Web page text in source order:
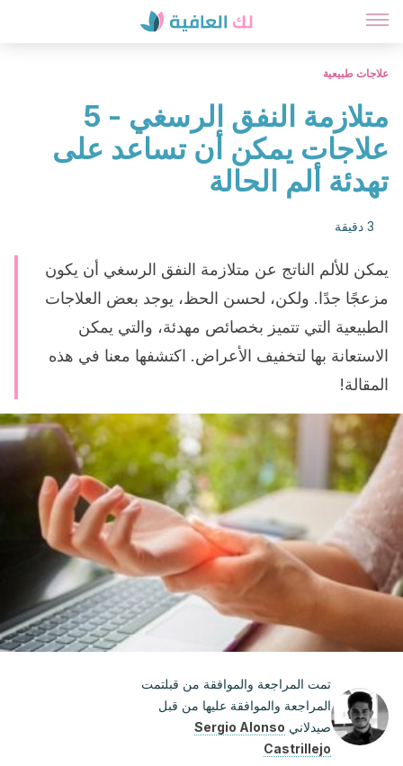
علاجات طبيعية
متلازمة النفق الرسغي - 5
علاجات يمكن أن تساعد على
تهدئة ألم الحالة
3 دقيقة
يمكن للألم الناتج عن متلازمة النفق الرسغي أن يكون
مزعجًا جدًا. ولكن، لحسن الحظ، يوجد بعض العلاجات
الطبيعية التي تتميز بخصائص مهدئة، والتي يمكن
الاستعانة بها لتخفيف الأعراض. اكتشفها معنا في هذه
المقالة!
تمت المراجعة والموافقة من قبلتمت
المراجعة والموافقة عليها من قبل
صيدلاني Sergio Alonso
Castrillejo